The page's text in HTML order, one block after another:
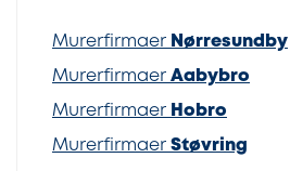
Murerfirmaer Nørresundby
Murerfirmaer Aabybro
Murerfirmaer Hobro
Murerfirmaer Støvring